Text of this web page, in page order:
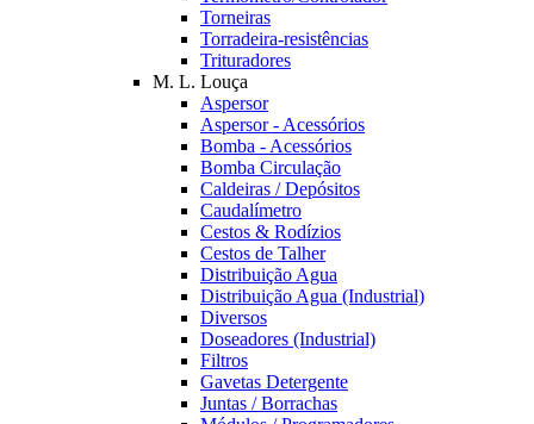
Torneiras
Torradeira-resistências
Trituradores
M. L. Louça
Aspersor
Aspersor - Acessórios
Bomba - Acessórios
Bomba Circulação
Caldeiras / Depósitos
Caudalímetro
Cestos & Rodízios
Cestos de Talher
Distribuição Agua
Distribuição Agua (Industrial)
Diversos
Doseadores (Industrial)
Filtros
Gavetas Detergente
Juntas / Borrachas